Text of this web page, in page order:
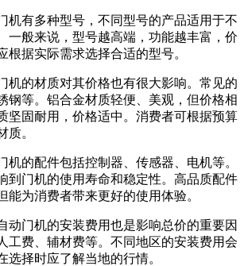
机有多种型号，不同型号的产品适用于不
一般来说，型号越高端，功能越丰富，价
根据实际需求选择合适的型号。
机的材质对其价格也有很大影响。常见的
钢等。铝合金材质轻便、美观，但价格相
坚固耐用，价格适中。消费者可根据预算
质。
机的配件包括控制器、传感器、电机等。
到门机的使用寿命和稳定性。高品质配件
能为消费者带来更好的使用体验。
动门机的安装费用也是影响总价的重要因
工费、辅材费等。不同地区的安装费用会
选择时应了解当地的行情。